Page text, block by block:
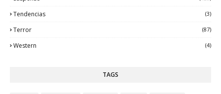
Tendencias (3)
Terror (87)
Western (4)
TAGS